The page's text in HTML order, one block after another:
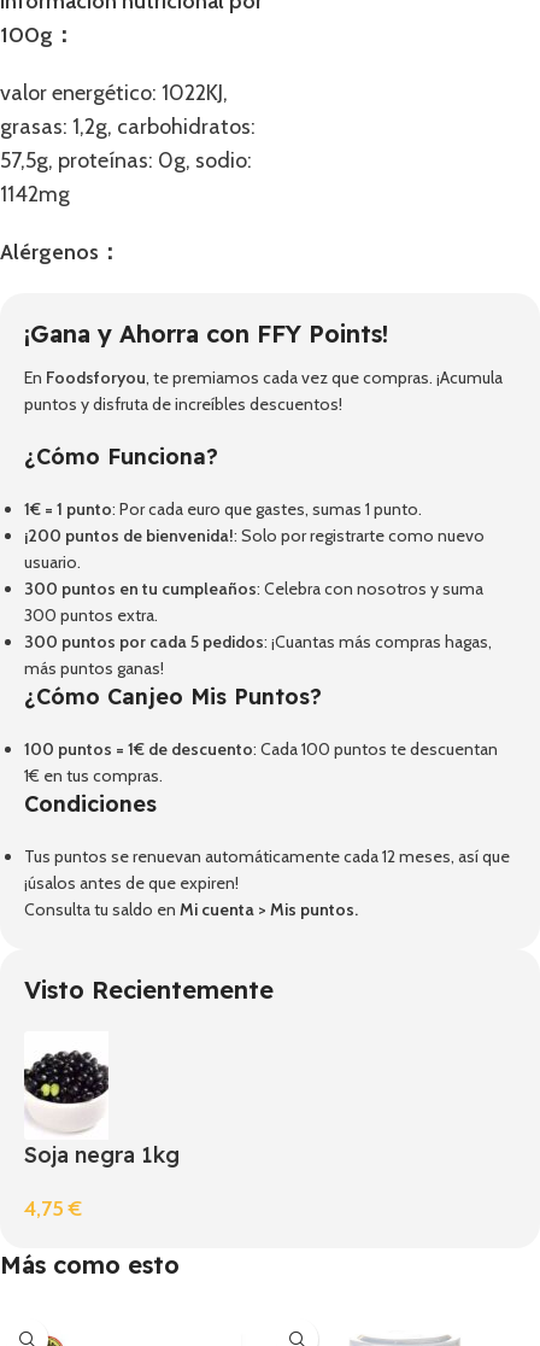
100g：
valor energético: 1022KJ,
grasas: 1,2g, carbohidratos:
57,5g, proteínas: 0g, sodio:
1142mg
Alérgenos：
¡Gana y Ahorra con FFY Points!
En Foodsforyou, te premiamos cada vez que compras. ¡Acumula
puntos y disfruta de increíbles descuentos!
¿Cómo Funciona?
1€ = 1 punto: Por cada euro que gastes, sumas 1 punto.
¡200 puntos de bienvenida!: Solo por registrarte como nuevo
usuario.
300 puntos en tu cumpleaños: Celebra con nosotros y suma
300 puntos extra.
300 puntos por cada 5 pedidos: ¡Cuantas más compras hagas,
más puntos ganas!
¿Cómo Canjeo Mis Puntos?
100 puntos = 1€ de descuento: Cada 100 puntos te descuentan
1€ en tus compras.
Condiciones
Tus puntos se renuevan automáticamente cada 12 meses, así que
¡úsalos antes de que expiren!
Consulta tu saldo en Mi cuenta > Mis puntos.
Visto Recientemente
Soja negra 1kg
4,75€
Más como esto